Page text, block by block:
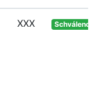
XXX Schváleno